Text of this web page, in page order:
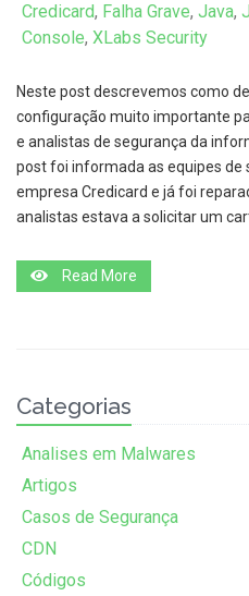
Credicard, Falha Grave, Java,
Console, XLabs Security
Neste post descrevemos como
configuração muito importante
e analistas de segurança da
post foi informada as equipes
empresa Credicard e já foi
analistas estava a solicitar um
Read More
Categorias
Analises em Malwares
Artigos
Casos de Segurança
CDN
Códigos